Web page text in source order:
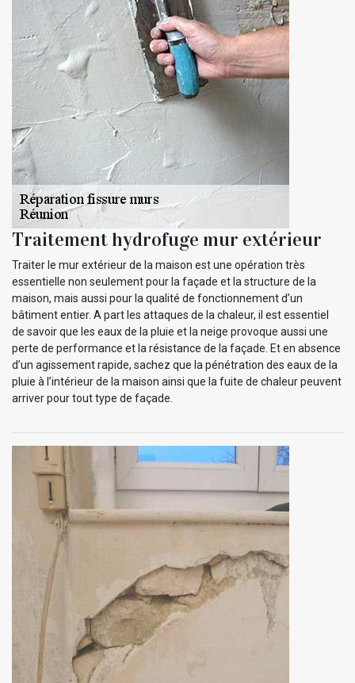
Traitement hydrofuge mur extérieur
Traiter le mur extérieur de la maison est une opération très
essentielle non seulement pour la façade et la structure de la
maison, mais aussi pour la qualité de fonctionnement d’un
bâtiment entier. A part les attaques de la chaleur, il est essentiel
de savoir que les eaux de la pluie et la neige provoque aussi une
perte de performance et la résistance de la façade. Et en absence
d’un agissement rapide, sachez que la pénétration des eaux de la
pluie à l’intérieur de la maison ainsi que la fuite de chaleur peuvent
arriver pour tout type de façade.